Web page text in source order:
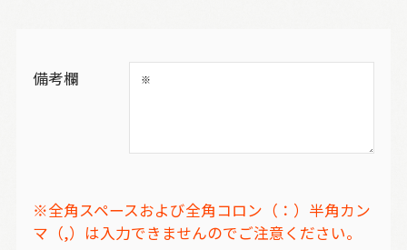
備考欄
※全角スペースおよび全角コロン（：）半角カン
マ（,）は入力できませんのでご注意ください。